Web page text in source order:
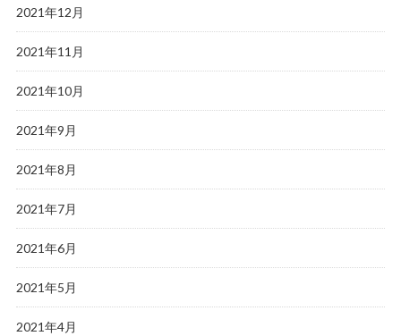
2021年12月
2021年11月
2021年10月
2021年9月
2021年8月
2021年7月
2021年6月
2021年5月
2021年4月